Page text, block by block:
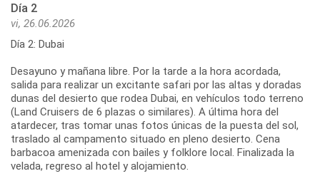
Día 2
vi, 26.06.2026
Día 2: Dubai
Desayuno y mañana libre. Por la tarde a la hora acordada,
salida para realizar un excitante safari por las altas y doradas
dunas del desierto que rodea Dubai, en vehículos todo terreno
(Land Cruisers de 6 plazas o similares). A última hora del
atardecer, tras tomar unas fotos únicas de la puesta del sol,
traslado al campamento situado en pleno desierto. Cena
barbacoa amenizada con bailes y folklore local. Finalizada la
velada, regreso al hotel y alojamiento.